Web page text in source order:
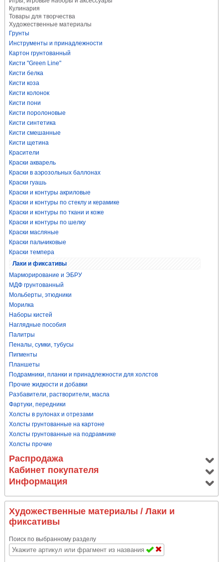
Кулинария
Товары для творчества
Художественные материалы
Грунты
Инструменты и принадлежности
Картон грунтованный
Кисти "Green Line"
Кисти белка
Кисти коза
Кисти колонок
Кисти пони
Кисти поролоновые
Кисти синтетика
Кисти смешанные
Кисти щетина
Красители
Краски акварель
Краски в аэрозольных баллонах
Краски гуашь
Краски и контуры акриловые
Краски и контуры по стеклу и керамике
Краски и контуры по ткани и коже
Краски и контуры по шелку
Краски масляные
Краски пальчиковые
Краски темпера
Лаки и фиксативы
Марморирование и ЭБРУ
МДФ грунтованный
Мольберты, этюдники
Морилка
Наборы кистей
Наглядные пособия
Палитры
Пеналы, сумки, тубусы
Пигменты
Планшеты
Подрамники, планки и принадлежности для холстов
Прочие жидкости и добавки
Разбавители, растворители, масла
Фартуки, передники
Холсты в рулонах и отрезами
Холсты грунтованные на картоне
Холсты грунтованные на подрамнике
Холсты прочие
Распродажа
Кабинет покупателя
Информация
Художественные материалы / Лаки и
фиксативы
Поиск по выбранному разделу